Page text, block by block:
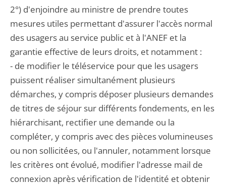
2°) d'enjoindre au ministre de prendre toutes
mesures utiles permettant d'assurer l'accès normal
des usagers au service public et à l'ANEF et la
garantie effective de leurs droits, et notamment :
- de modifier le téléservice pour que les usagers
puissent réaliser simultanément plusieurs
démarches, y compris déposer plusieurs demandes
de titres de séjour sur différents fondements, en les
hiérarchisant, rectifier une demande ou la
compléter, y compris avec des pièces volumineuses
ou non sollicitées, ou l'annuler, notamment lorsque
les critères ont évolué, modifier l'adresse mail de
connexion après vérification de l'identité et obtenir